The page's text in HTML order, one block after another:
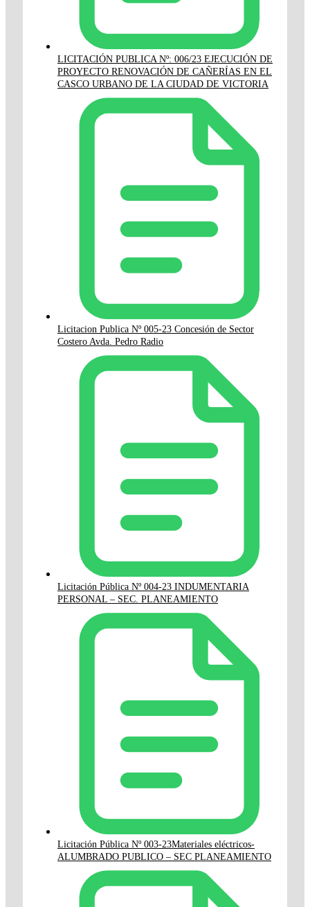
LICITACIÓN PUBLICA Nº: 006/23 EJECUCIÓN DE
PROYECTO RENOVACIÓN DE CAÑERÍAS EN EL
CASCO URBANO DE LA CIUDAD DE VICTORIA
Licitacion Publica Nº 005-23 Concesión de Sector
Costero Avda. Pedro Radio
Licitación Pública Nº 004-23 INDUMENTARIA
PERSONAL – SEC. PLANEAMIENTO
Licitación Pública Nº 003-23Materiales eléctricos-
ALUMBRADO PUBLICO – SEC PLANEAMIENTO